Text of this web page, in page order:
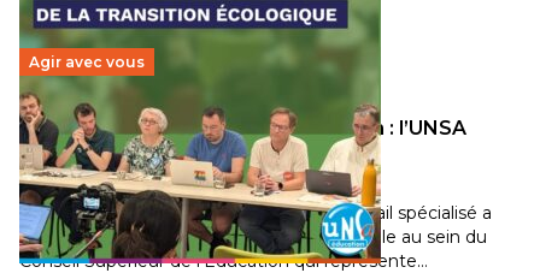
Agir avec vous
Transition écologique de l’éducation : l’UNSA
Éducation fait bouger les lignes
30 juin 2026-National
Pendant plusieurs mois, un groupe de travail spécialisé a
travaillé sur la transition écologique de l’Ecole au sein du
Conseil Supérieur de l’Éducation qui représente…